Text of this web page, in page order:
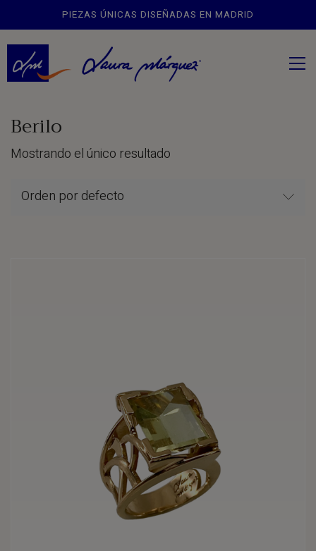
PIEZAS ÚNICAS DISEÑADAS EN MADRID
Berilo
Mostrando el único resultado
Orden por defecto